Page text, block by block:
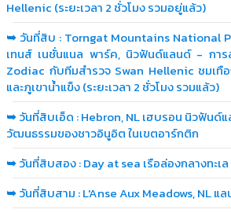
Hellenic (ระยะเวลา 2 ชั่วโมง รวมอยู่แล้ว)
➥ วันที่สิบ : Torngat Mountains National
เทนส์ เนชั่นแนล พาร์ค, นิวฟันด์แลนด์ - การล่
Zodiac กับทีมสำรวจ Swan Hellenic ชมเทื
และภูเขาน้ำแข็ง (ระยะเวลา 2 ชั่วโมง รวมแล้ว)
➥วันที่สิบเอ็ด : Hebron, NL เฮบรอน นิวฟันด์
วัฒนธรรมของชาวอินูอิต ในเขตอาร์กติก
➥วันที่สิบสอง : Day at sea เรือล่องกลางทะเล
➥วันที่สิบสาม : L'Anse Aux Meadows, NL แ